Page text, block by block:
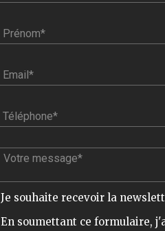
Je souhaite recevoir la
En soumettant ce formulaire,